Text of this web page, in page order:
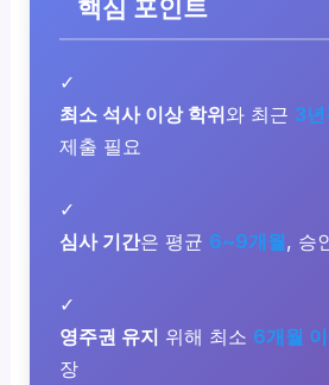
핵심 포인트
✓
최소 석사 이상 학위와 최근 3
제출 필요
✓
심사 기간은 평균 6~9개월, 승
✓
영주권 유지 위해 최소 6개월
장